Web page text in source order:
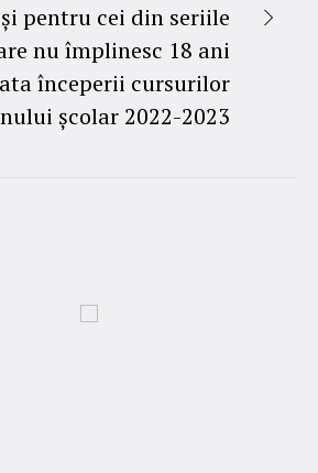
pentru cei din seriile
nu împlinesc 18 ani
începerii cursurilor
școlar 2022-2023